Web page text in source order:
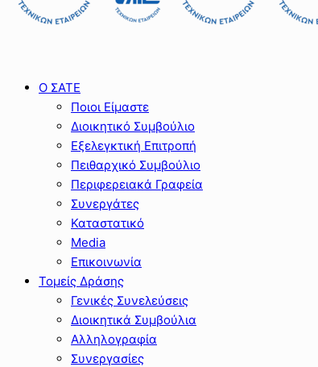
Ο ΣΑΤΕ
Ποιοι Είμαστε
Διοικητικό Συμβούλιο
Εξελεγκτική Επιτροπή
Πειθαρχικό Συμβούλιο
Περιφερειακά Γραφεία
Συνεργάτες
Καταστατικό
Media
Επικοινωνία
Τομείς Δράσης
Γενικές Συνελεύσεις
Διοικητικά Συμβούλια
Αλληλογραφία
Συνεργασίες